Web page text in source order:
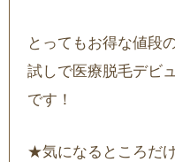
とってもお得な値段
試しで医療脱毛デビ
です！
★気になるところだ